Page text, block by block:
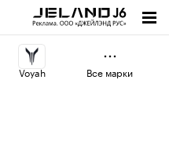
Voyah Все марки